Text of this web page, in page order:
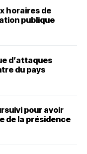
horaires de
publique
d’attaques
du pays
pour avoir
de la présidence